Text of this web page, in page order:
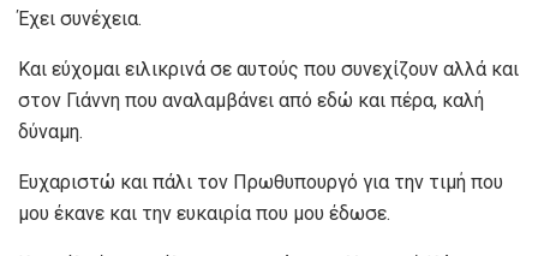
Έχει συνέχεια.
Και εύχομαι ειλικρινά σε αυτούς που συνεχίζουν αλλά και
στον Γιάννη που αναλαμβάνει από εδώ και πέρα, καλή
δύναμη.
Ευχαριστώ και πάλι τον Πρωθυπουργό για την τιμή που
μου έκανε και την ευκαιρία που μου έδωσε.